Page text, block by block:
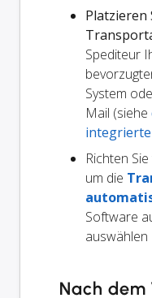
Platzieren
Spediteur
System
Mail (siehe
Richten
um die
Software
auswählen
Nach dem